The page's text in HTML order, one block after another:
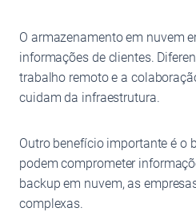
O armazenamento em nuvem
informações de clientes.
trabalho remoto e a
cuidam da infraestrutura.
Outro benefício importante é o
podem comprometer
backup em nuvem, as
complexas.